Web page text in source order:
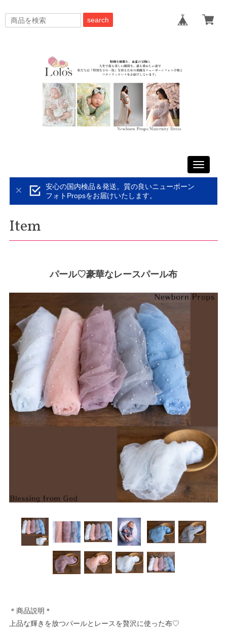
search
Toggle
安心の国内検品＆発送。質の良いニューボーン
フォトPropsをお届けいたします。
Item
パール♡豪華なレースパール布
＊商品説明＊
上品な輝きを放つパールとレースを贅沢に使った布♡